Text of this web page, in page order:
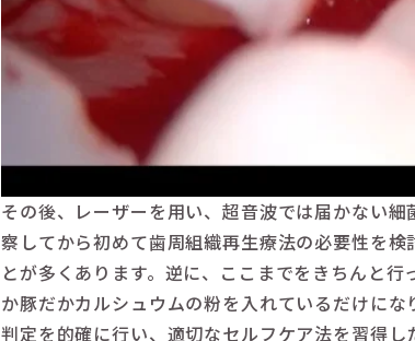
その後、レーザーを用い、超音波では届かない
察してから初めて歯周組織再生療法の必要性を
とが多くあります。逆に、ここまでをきちんと
か豚だかカルシュウムの粉を入れているだけに
判定を的確に行い、適切なセルフケア法を習得